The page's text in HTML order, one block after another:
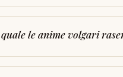
le anime volgari